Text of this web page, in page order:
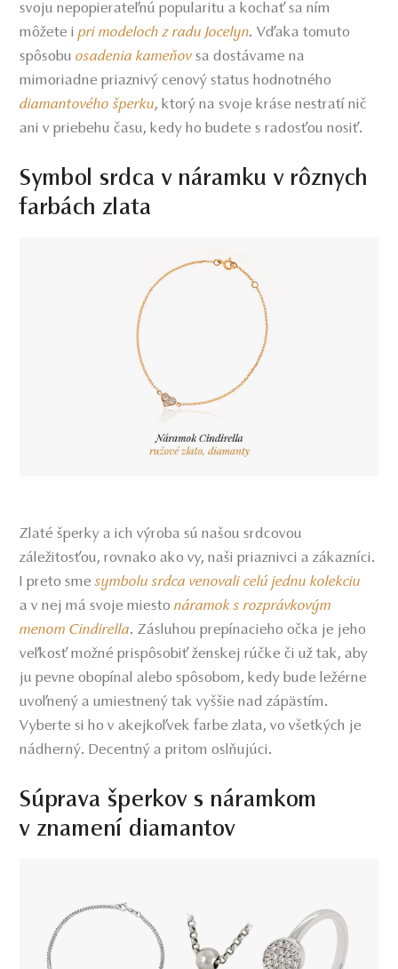
svoju nepopierateľnú popularitu a kochať sa ním
môžete i pri modeloch z radu Jocelyn.Vďaka tomuto
spôsobu osadenia kameňov sa dostávame na
mimoriadne priaznivý cenový status hodnotného
diamantového šperku, ktorý na svoje kráse nestratí nič
ani v priebehu času, kedy ho budete s radosťou nosiť.
Symbol srdca v náramku v rôznych
farbách zlata
Zlaté šperky a ich výroba sú našou srdcovou
záležitosťou, rovnako ako vy, naši priaznivci a zákazníci.
I preto smesymbolu srdca venovali celú jednu kolekciu
a v nej má svoje miesto náramok s rozprávkovým
menom Cindirella. Zásluhou prepínacieho očka je jeho
veľkosť možné prispôsobiť ženskej rúčke či už tak, aby
ju pevne obopínal alebo spôsobom, kedy bude ležérne
uvoľnený a umiestnený tak vyššie nad zápästím.
Vyberte si ho v akejkoľvek farbe zlata, vo všetkých je
nádherný. Decentný a pritom oslňujúci.
Súprava šperkov s náramkom
v znamení diamantov